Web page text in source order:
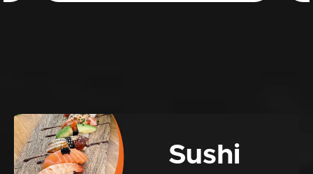
Sushi